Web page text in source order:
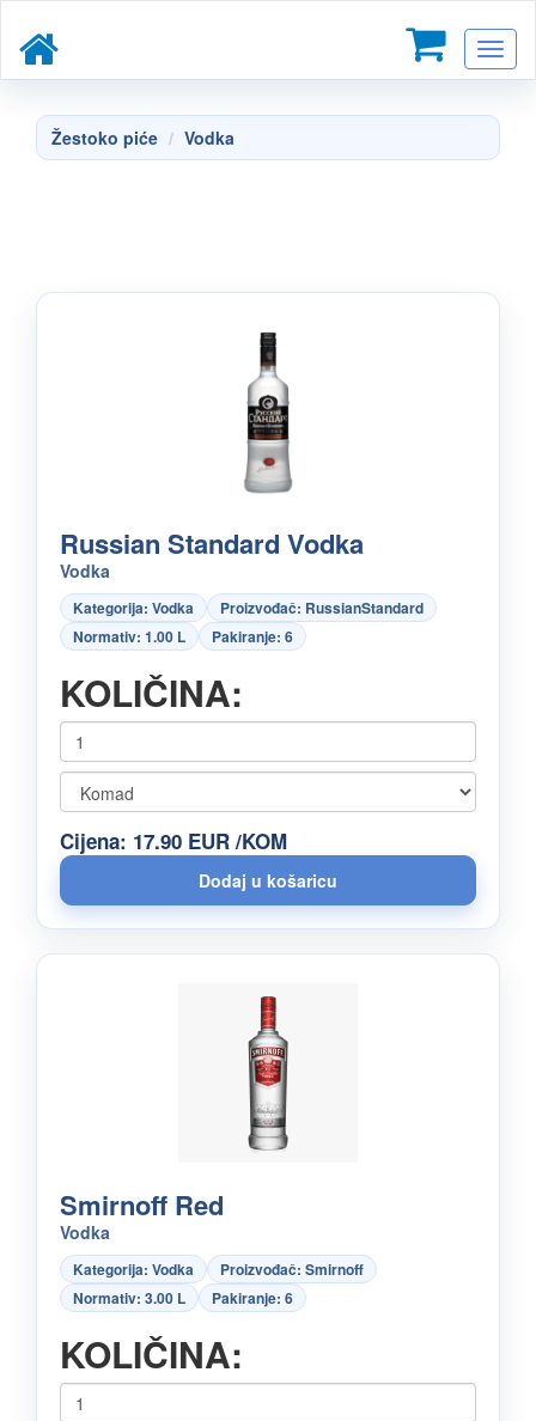
Žestoko piće Vodka
Russian Standard Vodka
Vodka
Kategorija: Vodka
Proizvođač: RussianStandard
Normativ: 1.00 L
Pakiranje: 6
KOLIČINA:
Cijena: 17.90 EUR /KOM
Smirnoff Red
Vodka
Kategorija: Vodka
Proizvođač: Smirnoff
Normativ: 3.00 L
Pakiranje: 6
KOLIČINA: